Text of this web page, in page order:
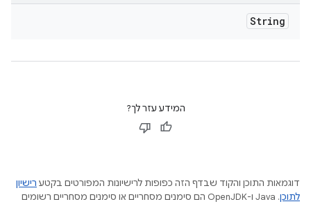
String
המידע עזר לך?
דוגמאות התוכן והקוד שבדף הזה כפופות לרישיונות המפורטים בקטע רישיון
לתוכן
.‏ Java ו-OpenJDK הם סימנים מסחריים או סימנים מסחריים רשומים